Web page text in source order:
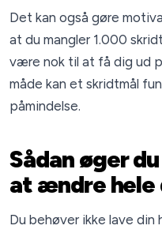
Det kan også gøre
at du mangler 1.000
være nok til at få dig ud
måde kan et skridtmål
påmindelse.
Sådan øger
at ændre hele
Du behøver ikke lave